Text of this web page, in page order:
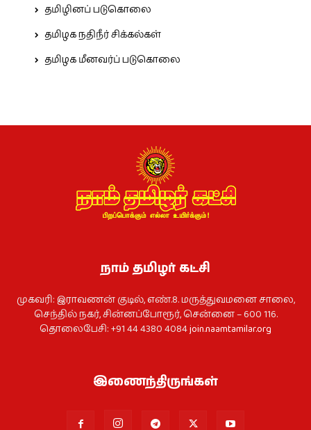
தமிழினப் படுகொலை
தமிழக நதிநீர் சிக்கல்கள்
தமிழக மீனவர்ப் படுகொலை
நாம் தமிழர் கட்சி
முகவரி: இராவணன் குடில், எண்.8. மருத்துவமனை சாலை,
செந்தில் நகர், சின்னப்போரூர், சென்னை – 600 116.
தொலைபேசி: +91 44 4380 4084join.naamtamilar.org
இணைந்திருங்கள்